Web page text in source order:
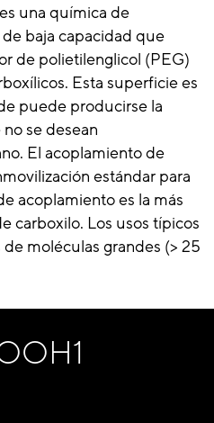
una química de
baja capacidad que
de polietilenglicol (PEG)
Esta superficie es
puede producirse la
se desean
El acoplamiento de
estándar para
acoplamiento es la más
carboxilo. Los usos típicos
moléculas grandes (> 25